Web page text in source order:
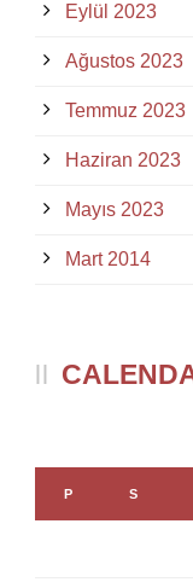
Eylül 2023
Ağustos 2023
Temmuz 2023
Haziran 2023
Mayıs 2023
Mart 2014
P S